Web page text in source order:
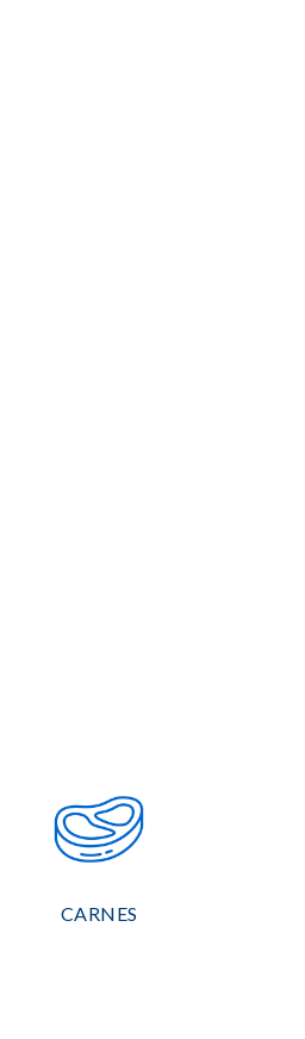
CARNES